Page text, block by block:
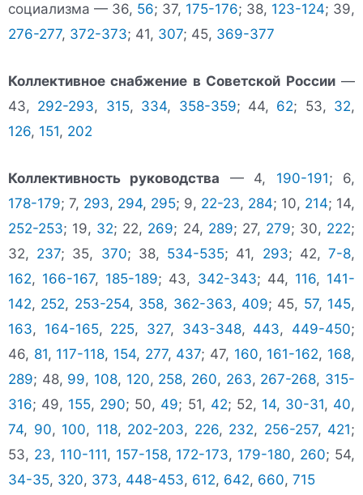
социализма — 36, 56; 37, 175-176; 38, 123-124; 39,
276-277, 372-373; 41, 307; 45, 369-377
Коллективное снабжение в Советской России—
43, 292-293, 315, 334, 358-359; 44, 62; 53, 32,
126, 151, 202
Коллективность руководства — 4, 190-191; 6,
178-179; 7, 293, 294, 295; 9, 22-23, 284; 10, 214; 14,
252-253; 19, 32; 22, 269; 24, 289; 27, 279; 30, 222;
32, 237; 35, 370; 38, 534-535; 41, 293; 42,7-8,
162, 166-167, 185-189; 43, 342-343; 44, 116, 141-
142, 252, 253-254, 358, 362-363, 409; 45, 57, 145,
163, 164-165, 225, 327, 343-348, 443, 449-450;
46, 81, 117-118, 154, 277, 437; 47, 160, 161-162, 168,
289; 48, 99, 108, 120, 258, 260, 263, 267-268, 315-
316; 49, 155, 290; 50, 49; 51, 42; 52, 14, 30-31, 40,
74, 90, 100, 118, 202-203, 226, 232, 256-257, 421;
53, 23, 110-111, 157-158, 172-173, 179-180, 260; 54,
34-35, 320, 373, 448-453, 612, 642, 660, 715